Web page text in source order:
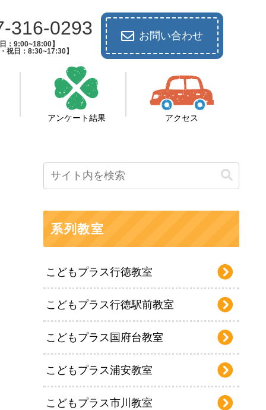
316-0293
：9:00~18:00】
祝日：8:30~17:30】
お問い合わせ
アンケート結果 アクセス
系列教室
こどもプラス行徳教室
こどもプラス行徳駅前教室
こどもプラス国府台教室
こどもプラス浦安教室
こどもプラス市川教室